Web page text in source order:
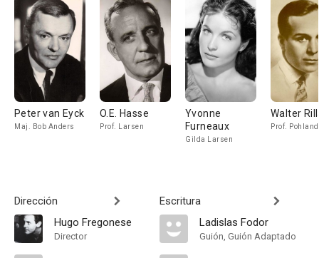
Peter van Eyck
Maj. Bob Anders
O.E. Hasse
Prof. Larsen
Yvonne
Furneaux
Gilda Larsen
Walter
Prof. Pohland
Dirección
Hugo Fregonese
Director
Escritura
Ladislas Fodor
Guión, Guión Adaptado